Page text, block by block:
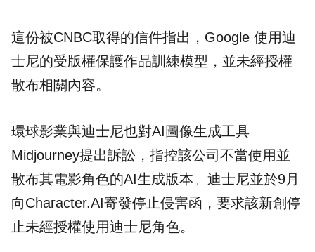
這份被CNBC取得的信件指出，Google 使用迪
士尼的受版權保護作品訓練模型，並未經授權
散布相關內容。
環球影業與迪士尼也對AI圖像生成工具
Midjourney提出訴訟，指控該公司不當使用並
散布其電影角色的AI生成版本。迪士尼並於9月
向Character.AI寄發停止侵害函，要求該新創停
止未經授權使用迪士尼角色。